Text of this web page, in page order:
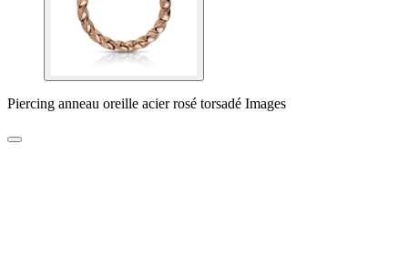
Piercing anneau oreille acier rosé torsadé Images